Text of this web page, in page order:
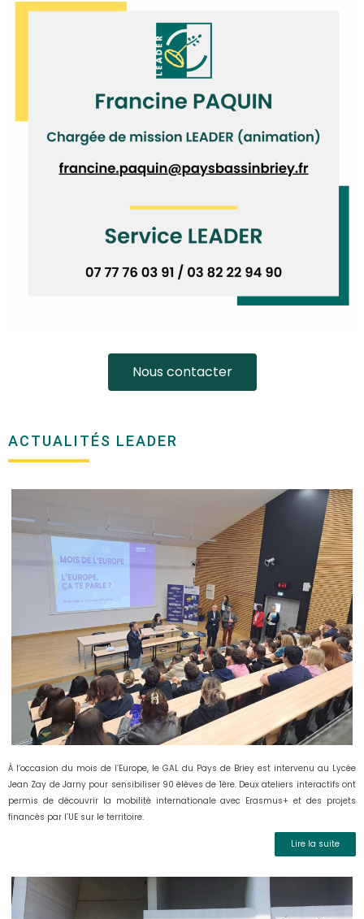
Nous contacter
ACTUALITÉS LEADER
À l’occasion du mois de l’Europe, le GAL du Pays de Briey est intervenu au Lycée
Jean Zay de Jarny pour sensibiliser 90 élèves de 1ère. Deux ateliers interactifs ont
permis de découvrir la mobilité internationale avec Erasmus+ et des projets
financés par l’UE sur le territoire.
Lire la suite